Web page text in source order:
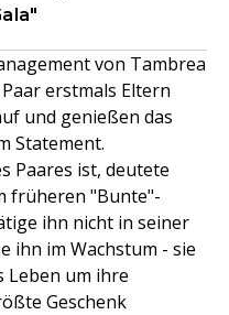
von Tambrea
erstmals Eltern
und genießen das
Statement.
Paares ist, deutete
früheren "Bunte"-
ihn nicht in seiner
ihn im Wachstum - sie
Leben um ihre
Geschenk